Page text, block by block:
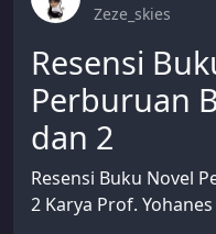
Zeze_skies
Resensi
Perburuan
dan 2
Resensi Buku Novel
2 Karya Prof. Yohanes